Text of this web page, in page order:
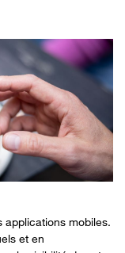
applications mobiles.
et en